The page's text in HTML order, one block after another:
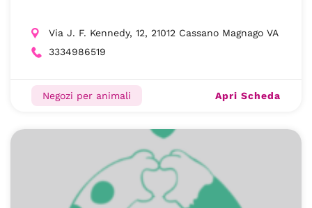
Via J. F. Kennedy, 12, 21012 Cassano Magnago VA
3334986519
Negozi per animali Apri Scheda